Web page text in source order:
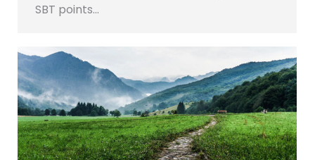
SBT points…